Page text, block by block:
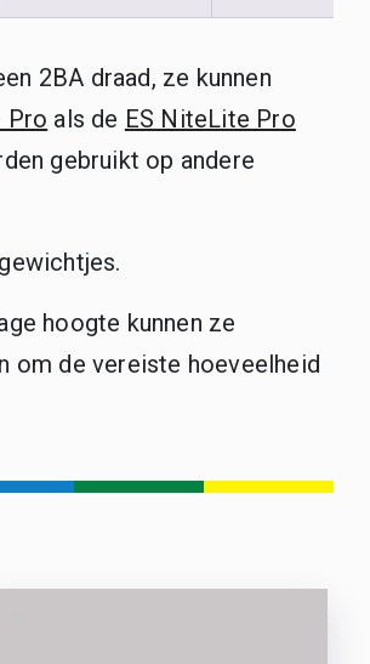
2BA draad, ze kunnen
Pro als de ES NiteLite Pro
gebruikt op andere
hoogte kunnen ze
om de vereiste hoeveelheid